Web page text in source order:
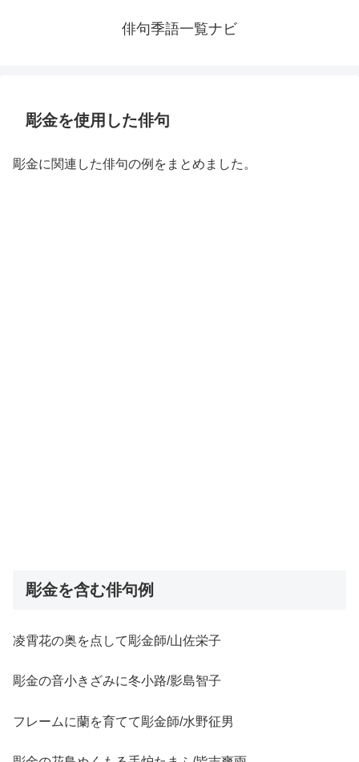
俳句季語一覧ナビ
彫金を使用した俳句
彫金に関連した俳句の例をまとめました。
彫金を含む俳句例
凌霄花の奥を点して彫金師/山佐栄子
彫金の音小きざみに冬小路/影島智子
フレームに蘭を育てて彫金師/水野征男